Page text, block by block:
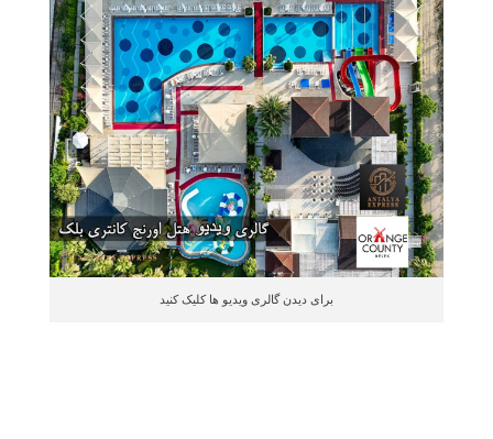
برای دیدن گالری ویدیو ها کلیک کنید